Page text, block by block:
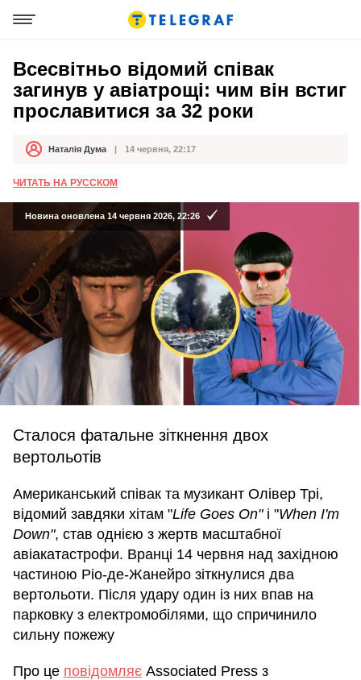
Всесвітньо відомий співак
загинув у авіатрощі: чим він встиг
прославитися за 32 роки
АвторНаталія Дума
Дата публікації 14 червня, 22:17
ЧИТАТЬ НА РУССКОМ
Новина оновлена 14 червня 2026, 22:26
Сталося фатальне зіткнення двох
вертольотів
Американський співак та музикант Олівер Трі,
відомий завдяки хітам "Life Goes On"і "When I'm
Down", став однією з жертв масштабної
авіакатастрофи. Вранці 14 червня над західною
частиною Ріо-де-Жанейро зіткнулися два
вертольоти. Після удару один із них впав на
парковку з електромобілями, що спричинило
сильну пожежу
Про це повідомляє Associated Press з